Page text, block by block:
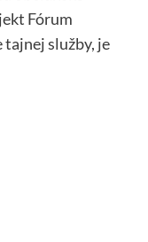
Fórum
tajnej služby, je